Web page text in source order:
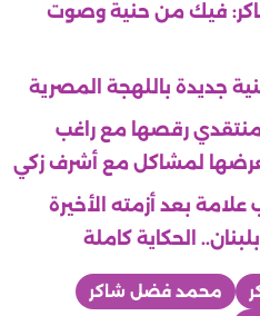
فيك من حنية وصوت
جديدة باللهجة المصرية
منتقدي رقصها مع راغب
لمشاكل مع أشرف زكي
بعد أزمته الأخيرة
الحكاية كاملة
محمد فضل شاكر